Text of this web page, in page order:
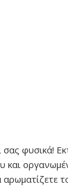
σας φυσικά!
και
αρωματίζετε